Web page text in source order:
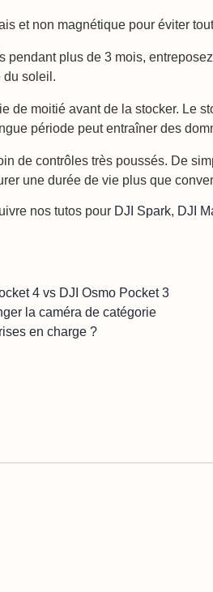
et non magnétique pour éviter
pendant plus de 3 mois,
du soleil.
de moitié avant de la stocker. Le
période peut entraîner des
de contrôles très poussés. De
une durée de vie plus que
nos tutos pour DJI Spark, DJI
4 vs DJI Osmo Pocket 3
la caméra de catégorie
en charge ?